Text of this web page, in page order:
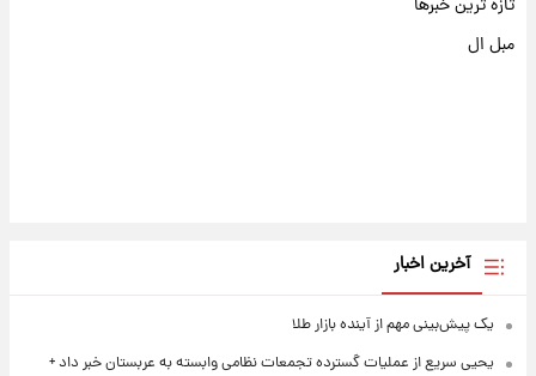
تازه ترین خبرها
مبل ال
آخرین اخبار
یک پیش‌بینی مهم از آینده بازار طلا
یحیی سریع از عملیات گسترده تجمعات نظامی وابسته به عربستان خبر داد +